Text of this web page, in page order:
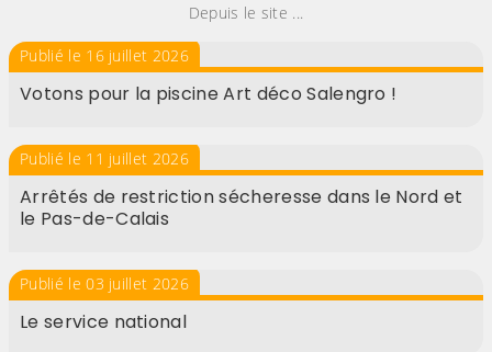
Depuis le site ...
Publié le 16 juillet 2026
Votons pour la piscine Art déco Salengro !
Publié le 11 juillet 2026
Arrêtés de restriction sécheresse dans le Nord et
le Pas-de-Calais
Publié le 03 juillet 2026
Le service national